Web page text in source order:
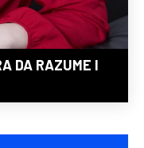
DA RAZUME I